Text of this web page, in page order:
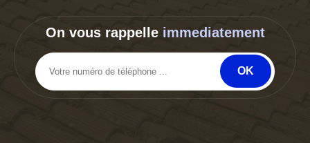
On vous rappelle immediatement